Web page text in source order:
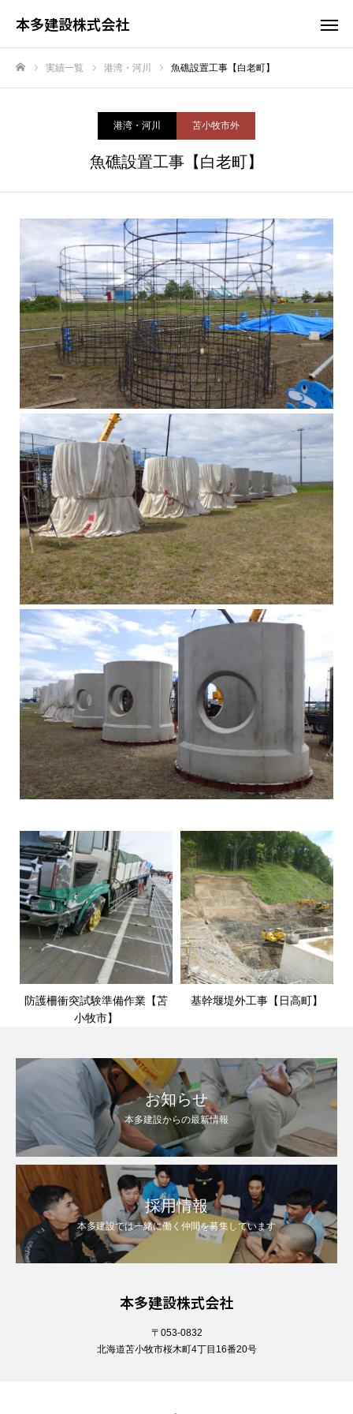
本多建設株式会社
実績一覧 港湾・河川 魚礁設置工事【白老町】
港湾・河川 苫小牧市外
魚礁設置工事【白老町】
防護柵衝突試験準備作業【苫
小牧市】
基幹堰堤外工事【日高町】
お知らせ
本多建設からの最新情報
採用情報
本多建設では一緒に働く仲間を募集しています
本多建設株式会社
〒053-0832
北海道苫小牧市桜木町4丁目16番20号